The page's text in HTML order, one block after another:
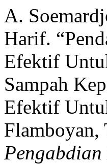
A.
Harif.
Efektif
Sampah
Efektif
Flamboyan,